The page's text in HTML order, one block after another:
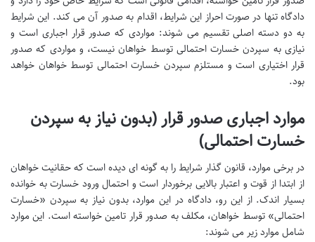
دادگاه تنها در صورت احراز این شرایط، اقدام به صدور آن می کند. این شرایط
به دو دسته اصلی تقسیم می شوند: مواردی که صدور قرار اجباری است و
نیازی به سپردن خسارت احتمالی توسط خواهان نیست، و مواردی که صدور
قرار اختیاری است و مستلزم سپردن خسارت احتمالی توسط خواهان خواهد
بود.
موارد اجباری صدور قرار (بدون نیاز به سپردن
خسارت احتمالی)
در برخی موارد، قانون گذار شرایط را به گونه ای دیده است که حقانیت خواهان
از ابتدا از قوت و اعتبار بالایی برخوردار است و احتمال ورود خسارت به خوانده
بسیار اندک. از این رو، دادگاه در این موارد، بدون نیاز به سپردن «خسارت
احتمالی» توسط خواهان، مکلف به صدور قرار تامین خواسته است. این موارد
شامل موارد زیر می شوند: